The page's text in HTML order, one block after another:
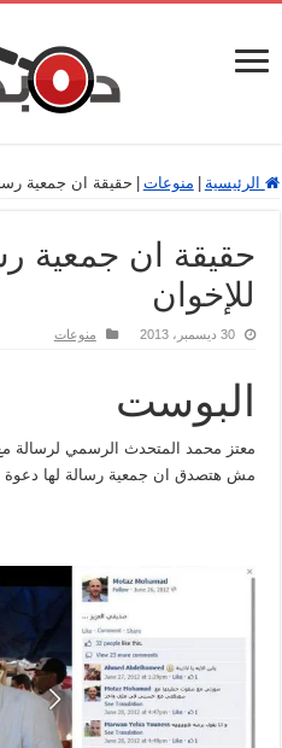
الرئيسية منوعات حقيقة ان جمعية
حقيقة ان جمعية
للإخوان
30 ديسمبر، 2013 منوعات
البوست
معتز محمد المتحدث الرسمي لرسالة
مش هتصدق ان جمعية رسالة لها دعوة